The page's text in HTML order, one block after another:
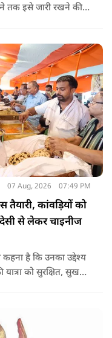
तक इसे जारी रखने की
07 Aug, 2026 07:49 PM
तैयारी, कांवड़ियों को
देसी से लेकर चाइनीज
है कि उनका उद्देश्य
को सुरक्षित, सुखद